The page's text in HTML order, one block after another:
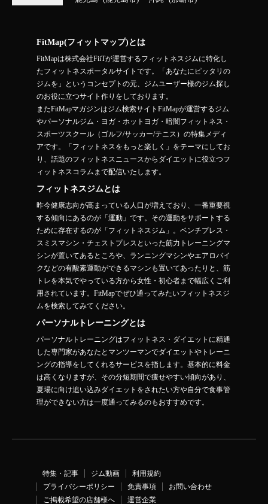
FitMap(フィットマップ)とは
FitMapは株式会社FiiTが運営するフィットネスジムに特化し
たフィットネスポータルサイトです。「あなたにピッタリの
ジムを」というコンセプトの元、ジムユーザー様のジム探し
のお役に立つサイト作りをしております。
またFitMapマガジンはジム検索サイトFitMapが運営するジム
やパーソナルジム・ヨガ・ホットヨガ・暗闇フィットネス・
スポーツスクール（ゴルフ/サッカー/テニス）の特集メディ
アです。「フィットネスをもっと楽しく」をテーマにしてお
り、話題のフィットネスニュースからダイエットに役立つフ
ィットネスコラムまで配信いたします。
フィットネスジムとは
昨今健康志向が高まっている人口が増えており、一番重要視
する傾向にあるのが「運動」です。その運動をサポートする
ために存在するのが「フィットネスジム」。ベンチプレス・
スミスマシン・チェストプレスといった筋力トレーニングマ
シンが置いてあるところや、ランニングマシンやエアロバイ
クなどの有酸素運動ができるマシンも置いてあったりと、筋
トレを本気でやっている方から女性・初心者まで幅広くご利
用されています。FitMapでぜひ通ってみたいフィットネスジ
ムを検索してみてください。
パーソナルトレーニングとは
パーソナルトレーニングはフィットネス・ダイエットに精通
した専門家があなたとマンツーマンでダイエットやトレーニ
ングの指導をしてくれるサービスを指します。基本的に料金
は高くなりますが、その分短期間で痩せやすい傾向があり、
夏場に向け追い込みダイエットをされたい方や自分で食事管
理ができない方は一度通ってみるのもおすすめです。
特集・記事 ジム動画
利用規約
プライバシーポリシー
免責事項
お問い合わせ
ご掲載希望の店舗様へ
運営企業